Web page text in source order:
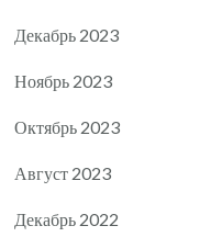
Декабрь 2023
Ноябрь 2023
Октябрь 2023
Август 2023
Декабрь 2022